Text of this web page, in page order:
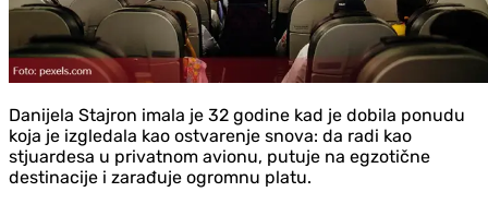
Danijela Stajron imala je 32 godine kad je dobila ponudu
koja je izgledala kao ostvarenje snova: da radi kao
stjuardesa u privatnom avionu, putuje na egzotične
destinacije i zarađuje ogromnu platu.